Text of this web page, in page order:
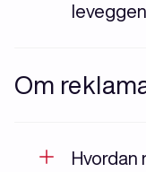
Om
Hvordan